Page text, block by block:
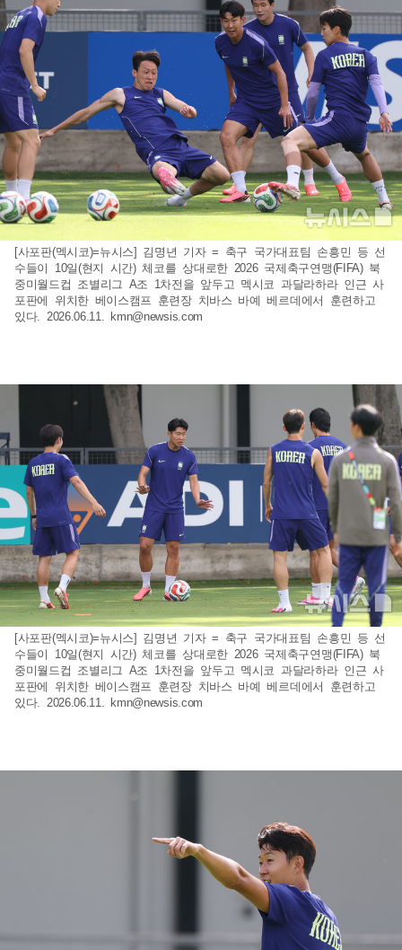
[사포판(멕시코)=뉴시스] 김명년 기자 = 축구 국가대표팀 손흥민 등 선
수들이 10일(현지 시간) 체코를 상대로한 2026 국제축구연맹(FIFA) 북
중미월드컵 조별리그 A조 1차전을 앞두고 멕시코 과달라하라 인근 사
포판에 위치한 베이스캠프 훈련장 치바스 바예 베르데에서 훈련하고
있다. 2026.06.11. kmn@newsis.com
[사포판(멕시코)=뉴시스] 김명년 기자 = 축구 국가대표팀 손흥민 등 선
수들이 10일(현지 시간) 체코를 상대로한 2026 국제축구연맹(FIFA) 북
중미월드컵 조별리그 A조 1차전을 앞두고 멕시코 과달라하라 인근 사
포판에 위치한 베이스캠프 훈련장 치바스 바예 베르데에서 훈련하고
있다. 2026.06.11. kmn@newsis.com